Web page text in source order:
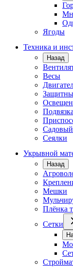
Ягоды
Техника и
Назад
Весы
Садовый
Сеялки
Укрывной
Назад
Мешки
Плёнка
Сетки